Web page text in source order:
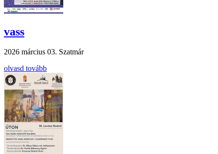
vass
2026 március 03. Szatmár
olvasd tovább